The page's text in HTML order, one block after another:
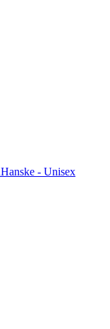
Hanske - Unisex